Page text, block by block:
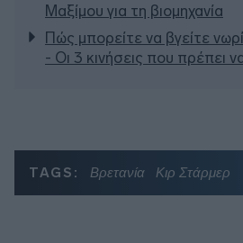
Μαξίμου για τη βιομηχανία
Πώς μπορείτε να βγείτε
- Οι 3 κινήσεις που πρέπει
TAGS: Βρετανία Κιρ Στάρμερ